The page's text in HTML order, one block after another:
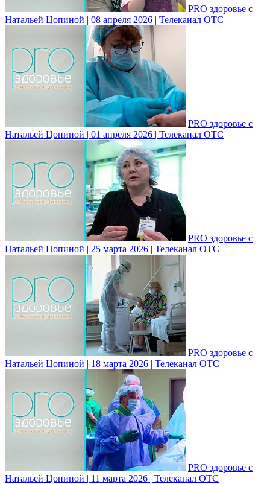
PRO здоровье с
Натальей Цопиной | 08 апреля 2026 | Телеканал ОТС
PRO здоровье с
Натальей Цопиной | 01 апреля 2026 | Телеканал ОТС
PRO здоровье с
Натальей Цопиной | 25 марта 2026 | Телеканал ОТС
PRO здоровье с
Натальей Цопиной | 18 марта 2026 | Телеканал ОТС
PRO здоровье с
Натальей Цопиной | 11 марта 2026 | Телеканал ОТС